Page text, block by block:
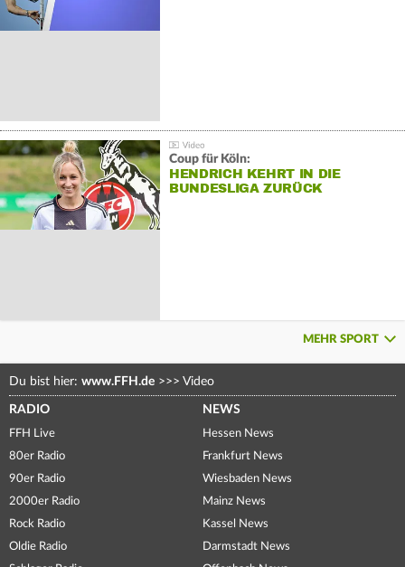
Coup für Köln:
HENDRICH KEHRT IN DIE
BUNDESLIGA ZURÜCK
MEHR SPORT
Du bist hier: www.FFH.de >>> Video
RADIO
FFH Live
80er Radio
90er Radio
2000er Radio
Rock Radio
Oldie Radio
NEWS
Hessen News
Frankfurt News
Wiesbaden News
Mainz News
Kassel News
Darmstadt News